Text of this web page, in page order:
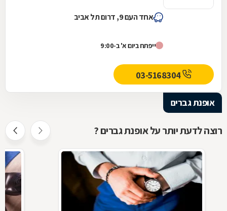
אחד העם 9, דרום תל אביב
ייפתח ביום א' ב-9:00
03-5168304
אופנת גברים
רוצה לדעת יותר על אופנת גברים ?